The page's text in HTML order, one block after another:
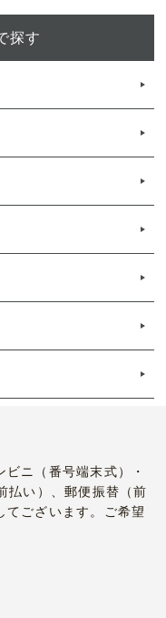
探す
ニ（番号端末式）・
払い）、郵便振替（前
てございます。ご希望